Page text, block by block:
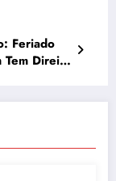
Feriado
Tem Direito